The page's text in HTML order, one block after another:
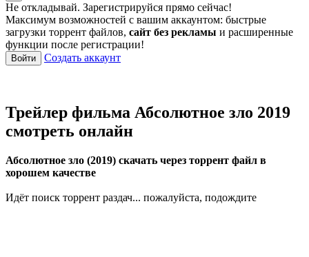
Не откладывай. Зарегистрируйся прямо сейчас!
Максимум возможностей с вашим аккаунтом: быстрые
загрузки торрент файлов, сайт без рекламы и расширенные
функции после регистрации!
Войти Создать аккаунт
Трейлер фильма Абсолютное зло 2019
смотреть онлайн
Абсолютное зло (2019) скачать через торрент файл в
хорошем качестве
Идёт поиск торрент раздач... пожалуйста, подождите